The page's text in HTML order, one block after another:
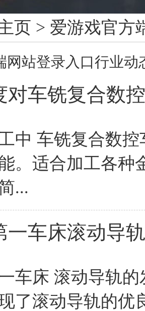
页 > 爱游戏官方
网站登录入口行业动
对车铣复合数
中 车铣复合数
。适合加工各种
...
一车床滚动导
车床 滚动导轨
了滚动导轨的优